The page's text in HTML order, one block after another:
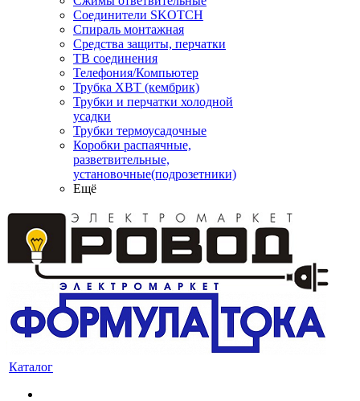
Соединители SKOTCH
Спираль монтажная
Средства защиты, перчатки
ТВ соединения
Телефония/Компьютер
Трубка ХВТ (кембрик)
Трубки и перчатки холодной
усадки
Трубки термоусадочные
Коробки распаячные,
разветвительные,
установочные(подрозетники)
Ещё
Каталог